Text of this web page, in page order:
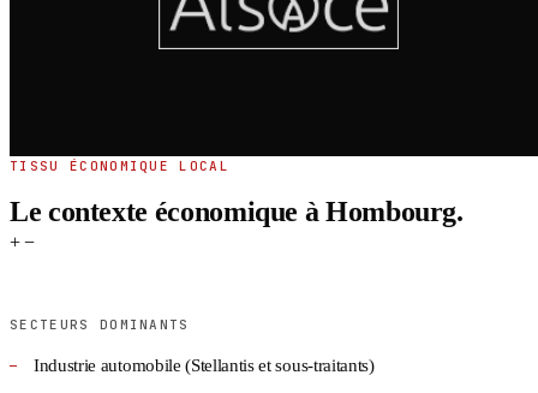
TISSU ÉCONOMIQUE LOCAL
Le contexte économique à Hombourg.
+ −
SECTEURS DOMINANTS
Industrie automobile (Stellantis et sous-traitants)